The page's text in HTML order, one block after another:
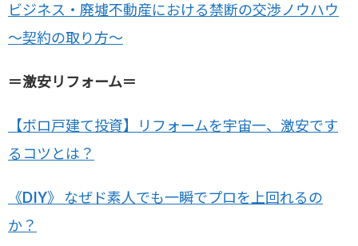
ビジネス・廃墟不動産における禁断の交渉ノウハウ
～契約の取り方～
＝激安リフォーム＝
【ボロ戸建て投資】リフォームを宇宙一、激安です
るコツとは？
《DIY》 なぜド素人でも一瞬でプロを上回れるの
か？